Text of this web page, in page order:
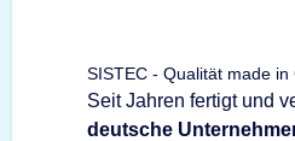
SISTEC - Qualität made in
Seit Jahren fertigt und
deutsche